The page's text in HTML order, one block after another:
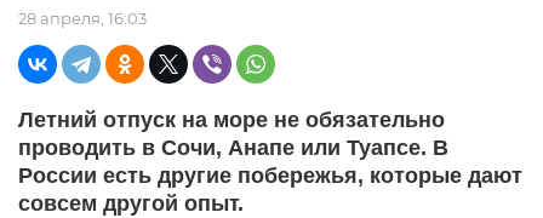
28 апреля, 16:03
Летний отпуск на море не обязательно
проводить в Сочи, Анапе или Туапсе. В
России есть другие побережья, которые дают
совсем другой опыт.